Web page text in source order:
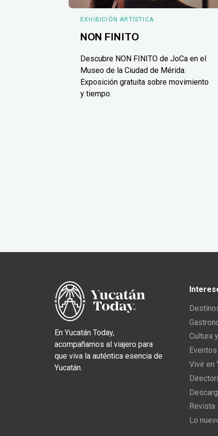
EXHIBICIÓN ARTÍSTICA
NON FINITO
Descubre NON FINITO de JoCa en el
Museo de la Ciudad de Mérida.
Exposición gratuita sobre movimiento
y tiempo.
En Yucatán Today,
acompañamos al viajero para
que viva la auténtica esencia de
Yucatán.
Cultura
Vivir en
Revista
Lo